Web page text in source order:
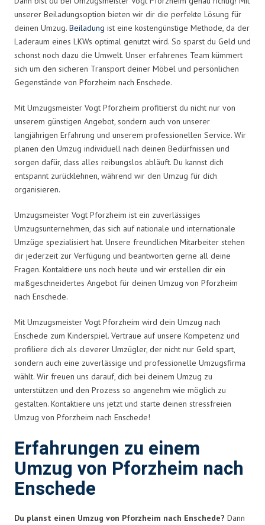
unserer Beiladungsoption bieten wir dir die perfekte Lösung für
deinen Umzug. Beiladung ist eine kostengünstige Methode, da der
Laderaum eines LKWs optimal genutzt wird. So sparst du Geld und
schonst noch dazu die Umwelt. Unser erfahrenes Team kümmert
sich um den sicheren Transport deiner Möbel und persönlichen
Gegenstände von Pforzheim nach Enschede.
Mit Umzugsmeister Vogt Pforzheim profitierst du nicht nur von
unserem günstigen Angebot, sondern auch von unserer
langjährigen Erfahrung und unserem professionellen Service. Wir
planen den Umzug individuell nach deinen Bedürfnissen und
sorgen dafür, dass alles reibungslos abläuft. Du kannst dich
entspannt zurücklehnen, während wir den Umzug für dich
organisieren.
Umzugsmeister Vogt Pforzheim ist ein zuverlässiges
Umzugsunternehmen, das sich auf nationale und internationale
Umzüge spezialisiert hat. Unsere freundlichen Mitarbeiter stehen
dir jederzeit zur Verfügung und beantworten gerne all deine
Fragen. Kontaktiere uns noch heute und wir erstellen dir ein
maßgeschneidertes Angebot für deinen Umzug von Pforzheim
nach Enschede.
Mit Umzugsmeister Vogt Pforzheim wird dein Umzug nach
Enschede zum Kinderspiel. Vertraue auf unsere Kompetenz und
profiliere dich als cleverer Umzügler, der nicht nur Geld spart,
sondern auch eine zuverlässige und professionelle Umzugsfirma
wählt. Wir freuen uns darauf, dich bei deinem Umzug zu
unterstützen und den Prozess so angenehm wie möglich zu
gestalten. Kontaktiere uns jetzt und starte deinen stressfreien
Umzug von Pforzheim nach Enschede!
Erfahrungen zu einem
Umzug von Pforzheim nach
Enschede
Du planst einen Umzug von Pforzheim nach Enschede? Dann